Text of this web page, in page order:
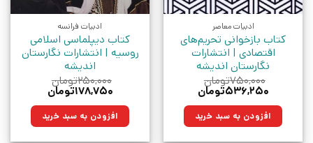
ادبیات معاصر
کتاب بازخوانی تحریم‌های
اقتصادی | انتشارات
نگارستان اندیشه
۷۵۰,۰۰۰تومان
قیمت
۷۵۰,۰۰۰تومان
بود.
۵۳۶,۲۵۰تومان
۵۳۶,۲۵۰تومان.افزودن به سبد خرید
ادبیات فرانسه
کتاب دیپلماسی اسلامی
روسیه | انتشارات نگارستان
اندیشه
۲۵۰,۰۰۰تومان
قیمت
۲۵۰,۰۰۰تومان
بود.
۱۷۸,۷۵۰تومان
۱۷۸,۷۵۰تومان.افزودن به سبد خرید